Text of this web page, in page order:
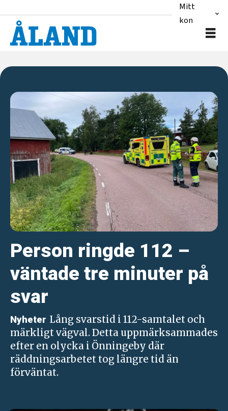
Mitt
konto
Nyheter
Ålandstidningen
Person ringde 112 –
väntade tre minuter på
svar
Nyheter Lång svarstid i 112-samtalet och
märkligt vägval. Detta uppmärksammades
efter en olycka i Önningeby där
räddningsarbetet tog längre tid än
förväntat.